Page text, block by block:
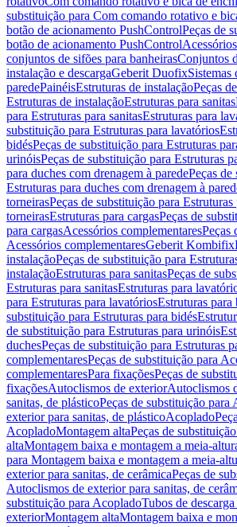
substituição para Com comando rotativo e
botão de acionamento PushControlPeças de
botão de acionamento PushControl
conjuntos de sifões para banheirasConjuntos
instalação e descargaGeberit DuofixSistemas
paredePainéisEstruturas de instalaçãoPeças
Estruturas de instalaçãoEstruturas para sanitas
para Estruturas para sanitasEstruturas para
substituição para Estruturas para lavatórios
bidésPeças de substituição para Estruturas
urinóisPeças de substituição para Estruturas
para duches com drenagem à paredePeças de
Estruturas para duches com drenagem à
torneirasPeças de substituição para Estruturas
torneirasEstruturas para cargasPeças de
para cargasAcessórios complementaresPeças
Acessórios complementaresGeberit Kombifix
instalaçãoPeças de substituição para
instalaçãoEstruturas para sanitasPeças de
Estruturas para sanitasEstruturas para
para Estruturas para lavatóriosEstruturas para
substituição para Estruturas para bidés
de substituição para Estruturas para urinóis
duchesPeças de substituição para Estruturas
complementaresPeças de substituição para
complementaresPara fixaçõesPeças de
fixaçõesAutoclismos de exteriorAutoclismos
sanitas, de plásticoPeças de substituição para
exterior para sanitas, de plásticoAcoplado
AcopladoMontagem altaPeças de
altaMontagem baixa e montagem a meia-
para Montagem baixa e montagem a meia-
exterior para sanitas, de cerâmicaPeças de
Autoclismos de exterior para sanitas, de
substituição para AcopladoTubos de
exteriorMontagem altaMontagem baixa e